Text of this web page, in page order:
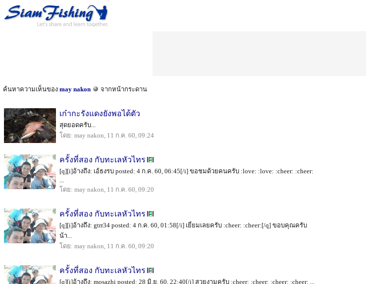
ค้นหาความเห็นของ may nakon จากหน้ากระดาน
เก๋ากะรังแดงยังพอได้ตัว
สุดยอดครับ...
โดย: may nakon, 11 ก.ค. 60, 09:24
ครั้งที่สอง กับทะเลหัวไทร
[q][i]อ้างถึง: เอ้ธงรบ posted: 4 ก.ค. 60, 06:45[/i] ขอชมด้วยคนครับ :love: :love: :cheer: :cheer:
...
โดย: may nakon, 11 ก.ค. 60, 09:20
ครั้งที่สอง กับทะเลหัวไทร
[q][i]อ้างถึง: gtrr34 posted: 4 ก.ค. 60, 01:58[/i] เยี่ยมเลยครับ :cheer: :cheer:[/q] ขอบคุณครับ
น้า...
โดย: may nakon, 11 ก.ค. 60, 09:20
ครั้งที่สอง กับทะเลหัวไทร
[q][i]อ้างถึง: mosazhi posted: 28 มิ.ย. 60, 22:40[/i] สวยงามครับ :cheer: :cheer: :cheer: :cheer: ...